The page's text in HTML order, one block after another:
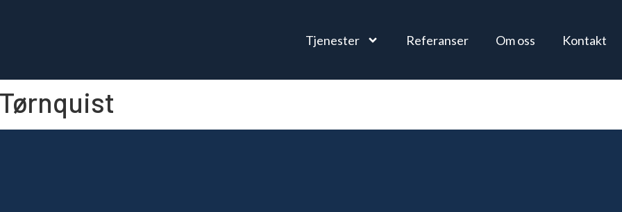
Tjenester Referanser Om oss Kontakt